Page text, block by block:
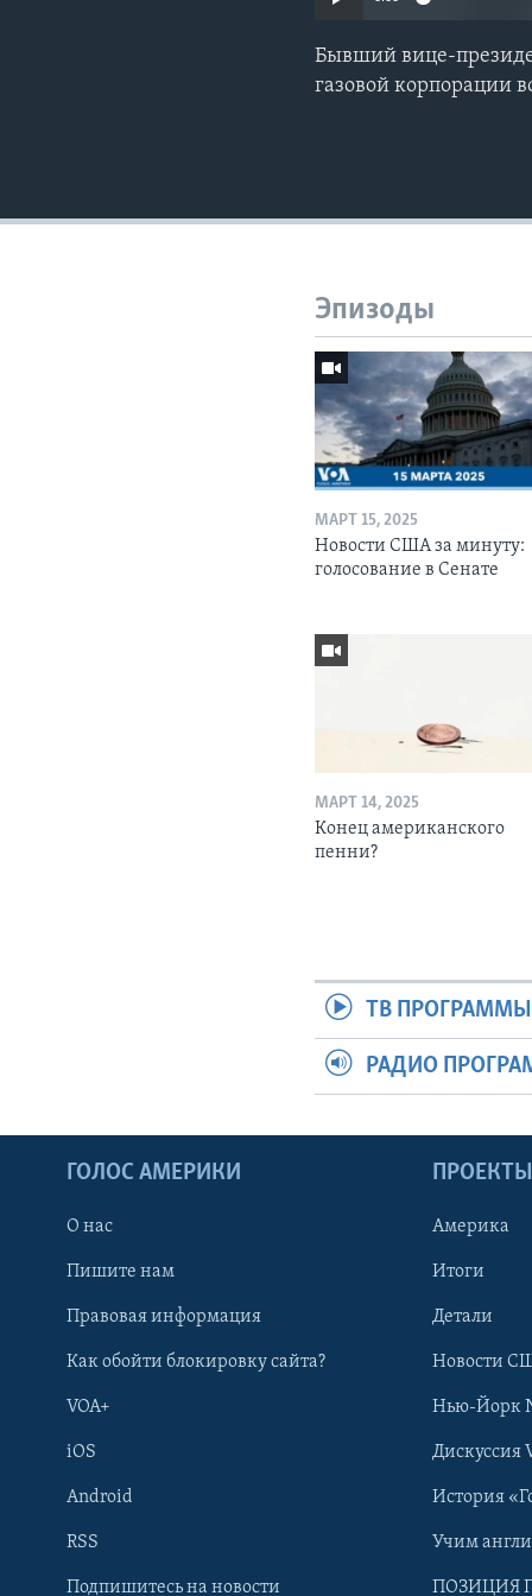
Learning English
Бывший вице-
газовой корпорации
Эпизоды
МАРТ 15, 2025
Новости США за минуту:
голосование в Сенате
МАРТ 14, 2025
Конец американского
пенни?
ТВ ПРОГРАММЫ
РАДИО
ГОЛОС АМЕРИКИ
О нас
Пишите нам
Правовая информация
Как обойти блокировку сайта?
VOA+
iOS
Android
RSS
Подпишитесь на новости
ПРОЕКТЫ
Америка
Итоги
Детали
Новости
Нью-Йорк
Дискуссия
История
Учим
ПОЗИЦИЯ